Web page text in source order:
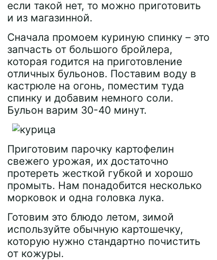
если такой нет, то можно приготовить
и из магазинной.
Сначала промоем куриную спинку – это
запчасть от большого бройлера,
которая годится на приготовление
отличных бульонов. Поставим воду в
кастрюле на огонь, поместим туда
спинку и добавим немного соли.
Бульон варим 30-40 минут.
Приготовим парочку картофелин
свежего урожая, их достаточно
протереть жесткой губкой и хорошо
промыть. Нам понадобится несколько
морковок и одна головка лука.
Готовим это блюдо летом, зимой
используйте обычную картошечку,
которую нужно стандартно почистить
от кожуры.